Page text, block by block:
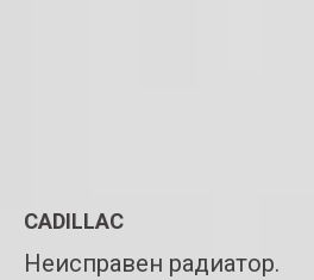
CADILLAC
Неисправен радиатор.